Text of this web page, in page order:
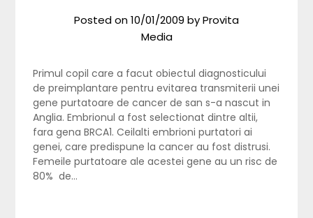
Posted on10/01/2009 byProvita
Media
Primul copil care a facut obiectul diagnosticului
de preimplantare pentru evitarea transmiterii unei
gene purtatoare de cancer de san s-a nascut in
Anglia. Embrionul a fost selectionat dintre altii,
fara gena BRCA1. Ceilalti embrioni purtatori ai
genei, care predispune la cancer au fost distrusi.
Femeile purtatoare ale acestei gene au un risc de
80% de…